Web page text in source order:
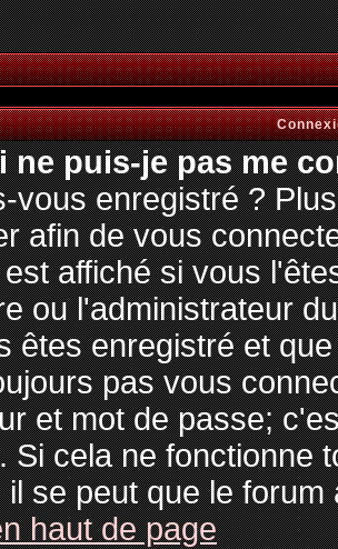
ne puis-je pas me
vous enregistré ?
afin de vous
affiché si vous
ou l'administrateur
êtes enregistré et
pas vous
et mot de passe;
Si cela ne fonctionne
se peut que le
haut de page